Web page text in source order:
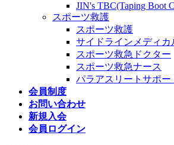
JIN's TBC(Taping Boot
スポーツ救護
スポーツ救護
サイドラインメディカ
スポーツ救急ドクター
スポーツ救急ナース
パラアスリートサポー
会員制度
お問い合わせ
新規入会
会員ログイン